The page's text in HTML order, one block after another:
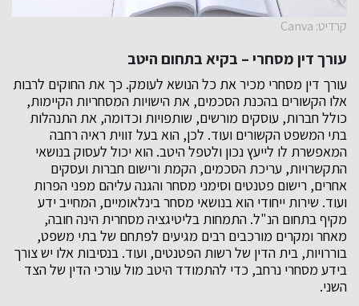
קרדיט: Canva
עורך דין מסחרי – בקיא בתחום היטב
עורך דין מסחרי מכיר את כל הנושא לעומק. כך את החוקים לרבות
אלו הקשורים בהכנת הסכמים, את הישויות המסחריות הקיימות,
כולל חברות, עוסקים מורשים, שותפויות וכדומה, את התנהלות
בתי המשפט הקשורים ועוד. לכן, הוא בעל זווית ראיה רחבה
המאפשרת לו לייעץ נכון ולטפל היטב. הוא יכול לעסוק בנושאי
התקשרויות, עריכת הסכמים, הקמת ורישום חברות ועסקים
אחרים, רישום פטנטים וסימני מסחר והגנה עליהם מפני הפרות
ועוד. שירות ייחודי הוא בנושאי מסחר בינלאומיים, המחייב ידע
מקיף בתחום הנ"ל. התמחות בליטיגציה מסחרית הינה חובה,
מאחר ומקרים מורכבים רבים מגיעים לפתחם של בתי משפט,
בוררויות, בית הדין של רשות הפטנטים, ועוד. בנסיבות אלו יש צורך
בידע מסחרי נרחב, כדי להתמודד היטב מול עורכי הדין של הצד
השני.